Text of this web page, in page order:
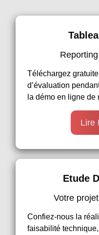
Téléchargez
d’évaluation
la démo en ligne de
Lire
Etude
Votre
Confiez-nous la
faisabilité